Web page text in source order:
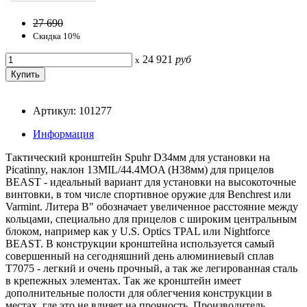
27 690
Скидка 10%
x 24 921 руб
Артикул: 101277
Информация
Тактический кронштейн Spuhr D34мм для установки на
Picatinny, наклон 13MIL/44.4MOA (H38мм) для прицелов
BEAST - идеальный вариант для установки на высокоточные
винтовки, в том числе спортивное оружие для Benchrest или
Varmint. Литера B" обозначает увеличенное расстояние между
кольцами, специально для прицелов с широким центральным
блоком, например как у U.S. Optics TPAL или Nightforce
BEAST. В конструкции кронштейна используется самый
совершенный на сегодняшний день алюминиевый сплав
T7075 - легкий и очень прочный, а так же легированная сталь
в крепежных элементах. Так же кронштейн имеет
дополнительные полости для облегчения конструкции в